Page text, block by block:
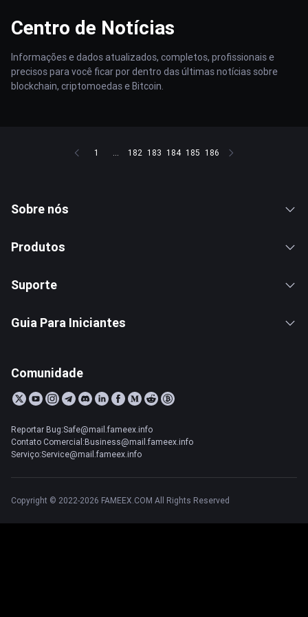
Centro de Notícias
Informações e dados atualizados, completos, profissionais e
precisos para você ficar por dentro das últimas notícias sobre
blockchain, criptomoedas e Bitcoin.
1 ... 182 183 184 185 186
Sobre nós
Produtos
Suporte
Guia Para Iniciantes
Comunidade
Reportar Bug:Safe@mail.fameex.info
Contato Comercial:Business@mail.fameex.info
Serviço:Service@mail.fameex.info
Copyright © 2022-2026 FAMEEX.COM All Rights Reserved